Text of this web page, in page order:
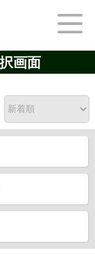
画面